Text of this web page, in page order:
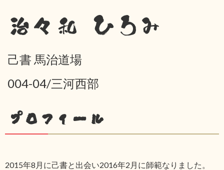
治々和 ひろみ
己書 馬治道場
004-04/三河西部
プロフィール
2015年8月に己書と出会い2016年2月に師範なりました。